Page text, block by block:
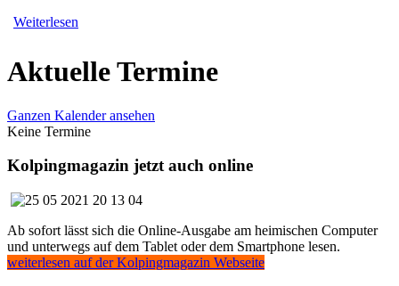
Weiterlesen
Aktuelle Termine
Ganzen Kalender ansehen
Keine Termine
Kolpingmagazin jetzt auch online
Ab sofort lässt sich die Online-Ausgabe am heimischen Computer
und unterwegs auf dem Tablet oder dem Smartphone lesen.
weiterlesen auf der Kolpingmagazin Webseite